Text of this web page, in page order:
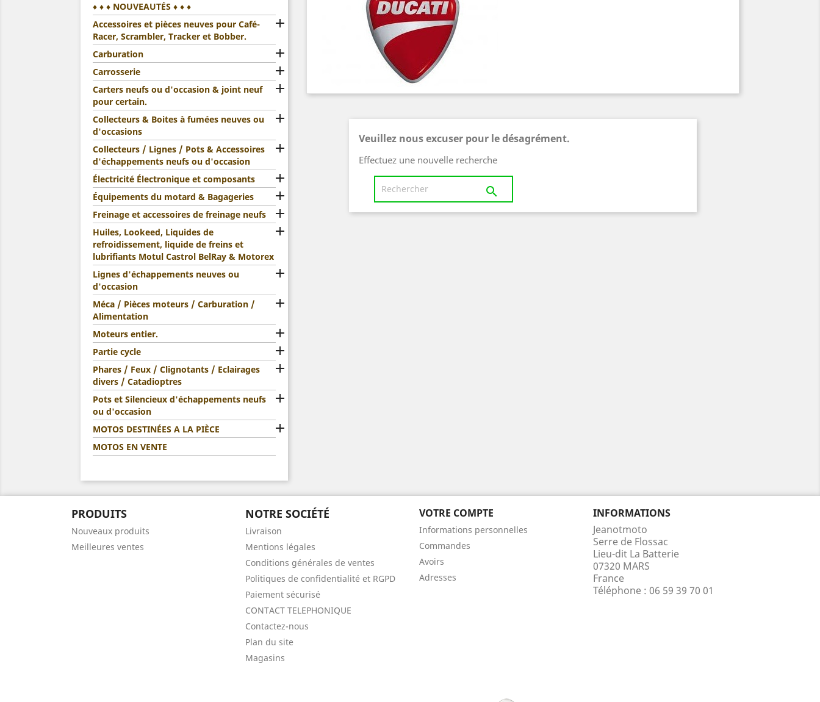
♦ ♦ ♦ NOUVEAUTÉS ♦ ♦ ♦
Accessoires et pièces neuves pour Café-
Racer, Scrambler, Tracker et Bobber.

Carburation 
Carrosserie 
Carters neufs ou d'occasion & joint neuf
pour certain.

Collecteurs & Boites à fumées neuves ou
d'occasions

Collecteurs / Lignes / Pots & Accessoires
d'échappements neufs ou d'occasion

Électricité Électronique et composants 
Équipements du motard & Bagageries 
Freinage et accessoires de freinage neufs 
Huiles, Lookeed, Liquides de
refroidissement, liquide de freins et
lubrifiants Motul Castrol BelRay & Motorex

Lignes d'échappements neuves ou
d'occasion

Méca / Pièces moteurs / Carburation /
Alimentation

Moteurs entier. 
Partie cycle 
Phares / Feux / Clignotants / Eclairages
divers / Catadioptres

Pots et Silencieux d'échappements neufs
ou d'occasion

MOTOS DESTINÉES A LA PIÈCE 
MOTOS EN VENTE
Veuillez nous excuser pour le désagrément.
Effectuez une nouvelle recherche

PRODUITS
Nouveaux produits
Meilleures ventes
NOTRE SOCIÉTÉ
Livraison
Mentions légales
Conditions générales de ventes
Politiques de confidentialité et RGPD
Paiement sécurisé
CONTACT TELEPHONIQUE
Contactez-nous
Plan du site
Magasins
VOTRE COMPTE
Informations personnelles
Commandes
Avoirs
Adresses
INFORMATIONS
Jeanotmoto
Serre de Flossac
Lieu-dit La Batterie
07320 MARS
France
Téléphone : 06 59 39 70 01